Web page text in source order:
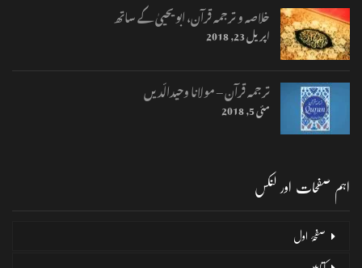
خلاصہ و ترجمہ قرآن، ابو یحییٰ کے ساتھ
اپریل 23, 2018
ترجمہ قرآن – مولانا وحیدالّدیں
مئی 5, 2018
اہم صفحات اور لنکس
صفحۂ اول